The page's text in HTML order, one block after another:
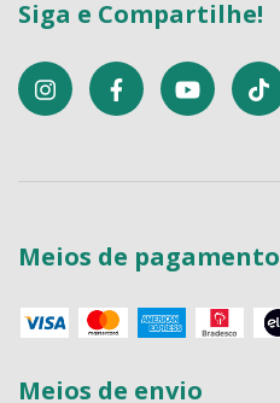
Siga e Compartilhe!
Meios de pagamento
Meios de envio